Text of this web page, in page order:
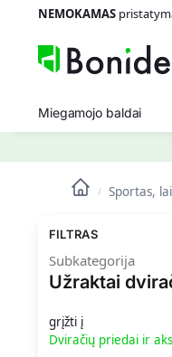
NEMOKAMAS
Miegamojo baldai
/ Sportas,
FILTRAS
Subkategorija
Užraktai
grįžti į
Dviračių priedai ir